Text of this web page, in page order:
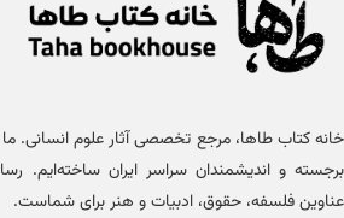
برجسته و اندیشمندان سراسر ایران ساخته‌ایم.
عناوین فلسفه، حقوق، ادبیات و هنر برای شماست.